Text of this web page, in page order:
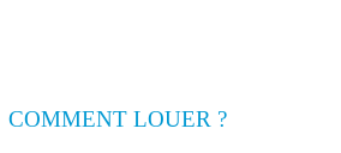
COMMENT LOUER ?